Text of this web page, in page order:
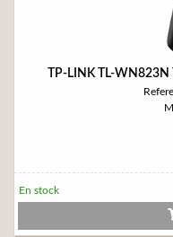
TP-LINK TL-
En stock